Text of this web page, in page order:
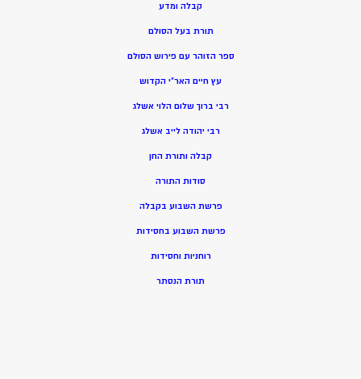
קבלה ומדע
תורת בעל הסולם
ספר הזוהר עם פירוש הסולם
עץ חיים האר”י הקדוש
רבי ברוך שלום הלוי אשלג
רבי יהודה לייב אשלג
קבלה ותורת החן
סודות התורה
פרשת השבוע בקבלה
פרשת השבוע בחסידות
רוחניות וחסידות
תורת הנסתר